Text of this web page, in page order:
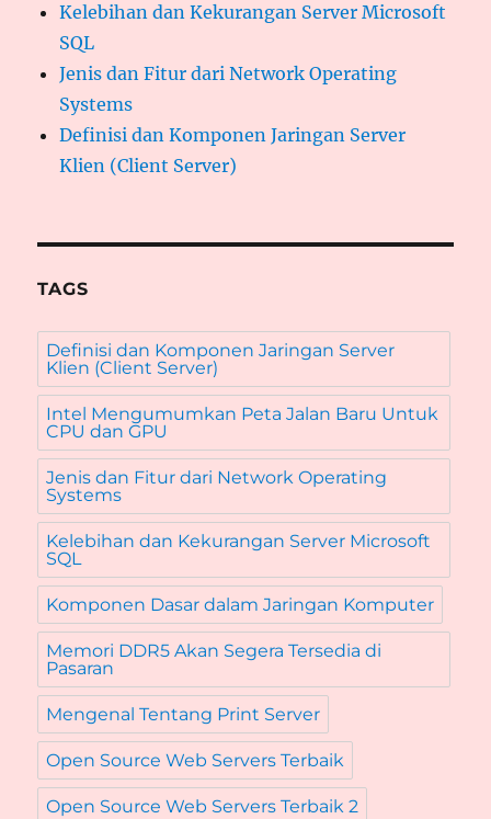
Kelebihan dan Kekurangan Server Microsoft
SQL
Jenis dan Fitur dari Network Operating
Systems
Definisi dan Komponen Jaringan Server
Klien (Client Server)
TAGS
Definisi dan Komponen Jaringan Server
Klien (Client Server)
Intel Mengumumkan Peta Jalan Baru Untuk
CPU dan GPU
Jenis dan Fitur dari Network Operating
Systems
Kelebihan dan Kekurangan Server Microsoft
SQL
Komponen Dasar dalam Jaringan Komputer
Memori DDR5 Akan Segera Tersedia di
Pasaran
Mengenal Tentang Print Server
Open Source Web Servers Terbaik
Open Source Web Servers Terbaik 2